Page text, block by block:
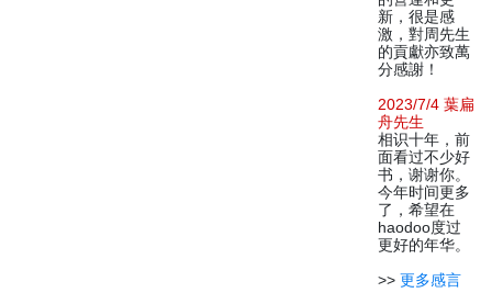
新，很是感
激，對周先生
的貢獻亦致萬
分感謝！
2023/7/4 葉扁
舟先生
相识十年，前
面看过不少好
书，谢谢你。
今年时间更多
了，希望在
haodoo度过
更好的年华。
>> 更多感言